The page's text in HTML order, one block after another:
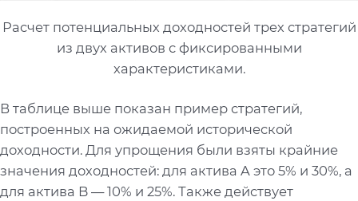
Расчет потенциальных доходностей трех стратегий
из двух активов с фиксированными
характеристиками.
В таблице выше показан пример стратегий,
построенных на ожидаемой исторической
доходности. Для упрощения были взяты крайние
значения доходностей: для актива A это 5% и 30%, а
для актива B — 10% и 25%. Также действует